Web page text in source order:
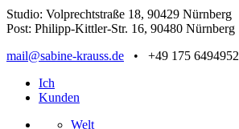
Studio: Volprechtstraße 18, 90429 Nürnberg
Post: Philipp-Kittler-Str. 16, 90480 Nürnberg
mail@sabine-krauss.de • +49 175 6494952
Ich
Kunden
Welt